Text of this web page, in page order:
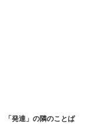
「発達」の隣のことば